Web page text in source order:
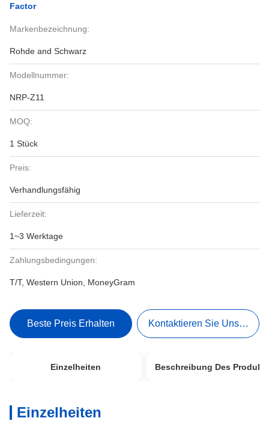
Factor
Markenbezeichnung:
Rohde and Schwarz
Modellnummer:
NRP-Z11
MOQ:
1 Stück
Preis:
Verhandlungsfähig
Lieferzeit:
1~3 Werktage
Zahlungsbedingungen:
T/T, Western Union, MoneyGram
Beste Preis Erhalten Kontaktieren Sie Uns Jetzt
Einzelheiten Beschreibung Des
Einzelheiten